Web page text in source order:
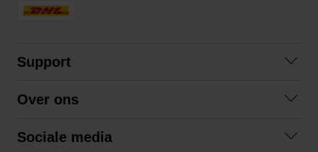
Support
Retourneren
Over ons
Sociale media